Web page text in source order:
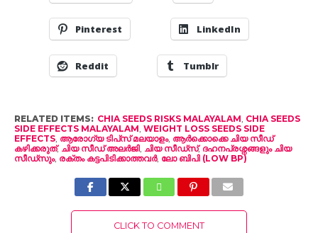
Pinterest LinkedIn
Reddit Tumblr
RELATED ITEMS: CHIA SEEDS RISKS MALAYALAM CHIA SEEDS
SIDE EFFECTS MALAYALAM WEIGHT LOSS SEEDS SIDE
EFFECTS, ആരോഗ്യ ടിപ്‌സ് മലയാളം, ആർക്കൊക്കെ ചിയ സീഡ്
കഴിക്കരുത്, ചിയ സീഡ് അലർജി, ചിയ സീഡ്‌സ്, ദഹനപ്രശ്നങ്ങളും ചിയ
സീഡ്സും, രക്തം കട്ടപിടിക്കാത്തവർ, ലോ ബിപി (LOW BP)
CLICK TO COMMENT